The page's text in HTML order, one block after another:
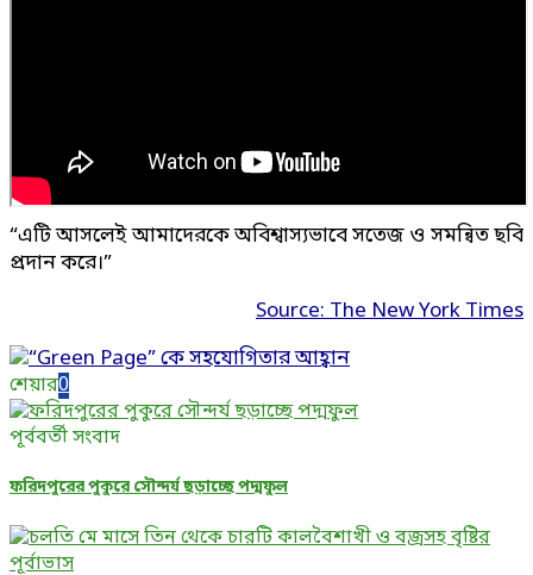
“এটি আসলেই আমাদেরকে অবিশ্বাস্যভাবে সতেজ ও সমন্বিত ছবি
প্রদান করে।”
Source: The New York Times
শেয়ার0
পূর্ববর্তী সংবাদ
ফরিদপুরের পুকুরে সৌন্দর্য ছড়াচ্ছে পদ্মফুল